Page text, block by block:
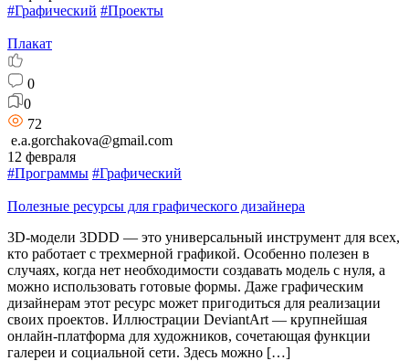
#Графический #Проекты
Плакат
0
0
72
e.a.gorchakova@gmail.com
12 февраля
#Программы #Графический
Полезные ресурсы для графического дизайнера
3D-модели 3DDD — это универсальный инструмент для всех,
кто работает с трехмерной графикой. Особенно полезен в
случаях, когда нет необходимости создавать модель с нуля, а
можно использовать готовые формы. Даже графическим
дизайнерам этот ресурс может пригодиться для реализации
своих проектов. Иллюстрации DeviantArt — крупнейшая
онлайн-платформа для художников, сочетающая функции
галереи и социальной сети. Здесь можно […]